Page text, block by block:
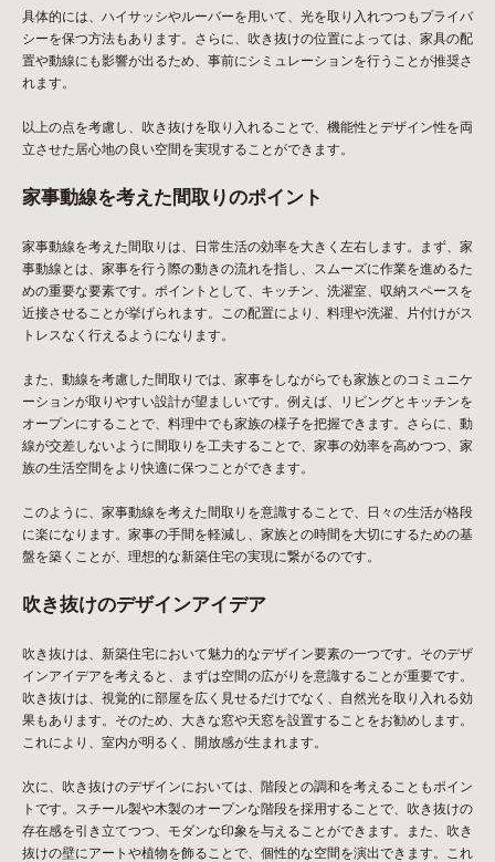
具体的には、ハイサッシやルーバーを用いて、光を取り入れつつもプライバ
シーを保つ方法もあります。さらに、吹き抜けの位置によっては、家具の配
置や動線にも影響が出るため、事前にシミュレーションを行うことが推奨さ
れます。
以上の点を考慮し、吹き抜けを取り入れることで、機能性とデザイン性を両
立させた居心地の良い空間を実現することができます。
家事動線を考えた間取りのポイント
家事動線を考えた間取りは、日常生活の効率を大きく左右します。まず、家
事動線とは、家事を行う際の動きの流れを指し、スムーズに作業を進めるた
めの重要な要素です。ポイントとして、キッチン、洗濯室、収納スペースを
近接させることが挙げられます。この配置により、料理や洗濯、片付けがス
トレスなく行えるようになります。
また、動線を考慮した間取りでは、家事をしながらでも家族とのコミュニケ
ーションが取りやすい設計が望ましいです。例えば、リビングとキッチンを
オープンにすることで、料理中でも家族の様子を把握できます。さらに、動
線が交差しないように間取りを工夫することで、家事の効率を高めつつ、家
族の生活空間をより快適に保つことができます。
このように、家事動線を考えた間取りを意識することで、日々の生活が格段
に楽になります。家事の手間を軽減し、家族との時間を大切にするための基
盤を築くことが、理想的な新築住宅の実現に繋がるのです。
吹き抜けのデザインアイデア
吹き抜けは、新築住宅において魅力的なデザイン要素の一つです。そのデザ
インアイデアを考えると、まずは空間の広がりを意識することが重要です。
吹き抜けは、視覚的に部屋を広く見せるだけでなく、自然光を取り入れる効
果もあります。そのため、大きな窓や天窓を設置することをお勧めします。
これにより、室内が明るく、開放感が生まれます。
次に、吹き抜けのデザインにおいては、階段との調和を考えることもポイン
トです。スチール製や木製のオープンな階段を採用することで、吹き抜けの
存在感を引き立てつつ、モダンな印象を与えることができます。また、吹き
抜けの壁にアートや植物を飾ることで、個性的な空間を演出できます。これ